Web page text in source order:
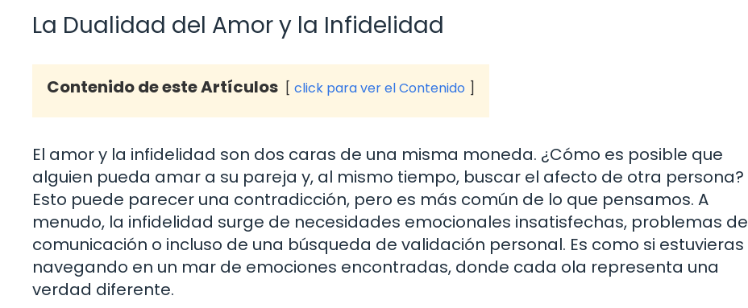
La Dualidad del Amor y la Infidelidad
Contenido de este Artículos click para ver el Contenido
El amor y la infidelidad son dos caras de una misma moneda. ¿Cómo es posible que
alguien pueda amar a su pareja y, al mismo tiempo, buscar el afecto de otra persona?
Esto puede parecer una contradicción, pero es más común de lo que pensamos. A
menudo, la infidelidad surge de necesidades emocionales insatisfechas, problemas de
comunicación o incluso de una búsqueda de validación personal. Es como si estuvieras
navegando en un mar de emociones encontradas, donde cada ola representa una
verdad diferente.